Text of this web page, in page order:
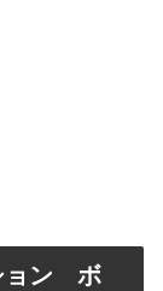
ョン ボ